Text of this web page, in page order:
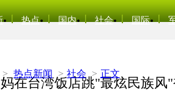
热点 国内 社会 国际
> 热点新闻 > 社会 > 正文
在台湾饭店跳"最炫民族风